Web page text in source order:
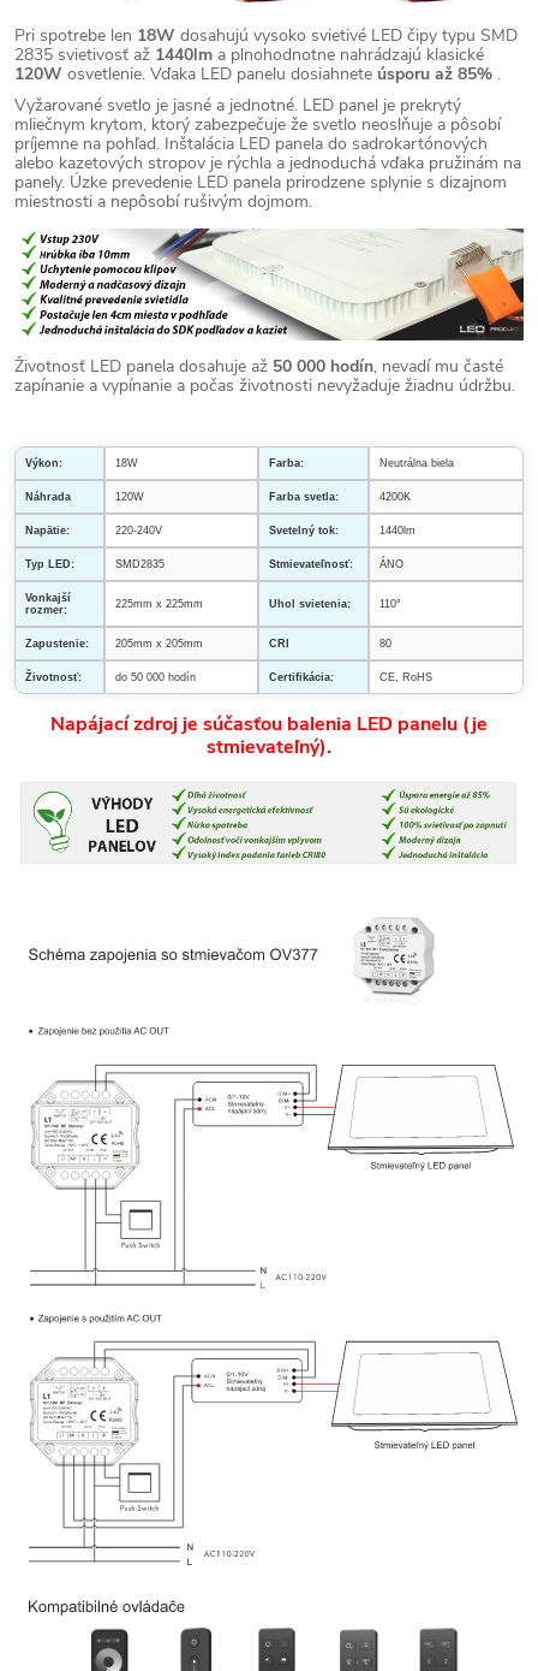
Pri spotrebe len 18W dosahujú vysoko svietivé LED čipy typu SMD
2835 svietivosť až 1440lm a plnohodnotne nahrádzajú klasické
120W osvetlenie. Vďaka LED panelu dosiahnete úsporu až 85% .
Vyžarované svetlo je jasné a jednotné. LED panel je prekrytý
mliečnym krytom, ktorý zabezpečuje že svetlo neoslňuje a pôsobí
príjemne na pohľad. Inštalácia LED panela do sadrokartónových
alebo kazetových stropov je rýchla a jednoduchá vďaka pružinám na
panely. Úzke prevedenie LED panela prirodzene splynie s dizajnom
miestnosti a nepôsobí rušivým dojmom.
Životnosť LED panela dosahuje až 50 000 hodín, nevadí mu časté
zapínanie a vypínanie a počas životnosti nevyžaduje žiadnu údržbu.
Výkon: 18W Farba: Neutrálna biela
Náhrada 120W Farba svetla: 4200K
Napätie: 220-240V Svetelný tok: 1440lm
Typ LED: SMD2835 Stmievateľnosť: ÁNO
Vonkajší
rozmer:
225mm x 225mm Uhol svietenia: 110°
Zapustenie: 205mm x 205mm CRI 80
Životnosť: do 50 000 hodín Certifikácia: CE, RoHS
Napájací zdroj je súčasťou balenia LED panelu (je
stmievateľný).